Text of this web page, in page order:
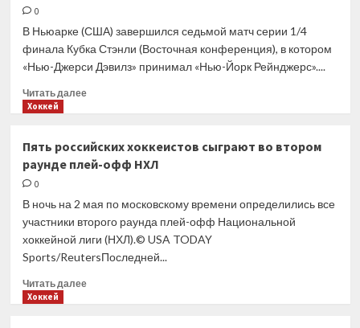
защитником
Чайковски
0
В Ньюарке (США) завершился седьмой матч серии 1/4
финала Кубка Стэнли (Восточная конференция), в котором
«Нью-Джерси Дэвилз» принимал «Нью-Йорк Рейнджерс»....
Читать далееПрочитать
известны
все
плей-
офф
НХЛ
Хоккей
Пять российских хоккеистов сыграют во втором
раунде плей-офф НХЛ
0
В ночь на 2 мая по московскому времени определились все
участники второго раунда плей-офф Национальной
хоккейной лиги (НХЛ).© USA TODAY
Sports/ReutersПоследней...
Читать далееПрочитать
Хоккей